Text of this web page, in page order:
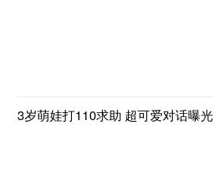
3岁萌娃打110求助 超可爱对话曝光